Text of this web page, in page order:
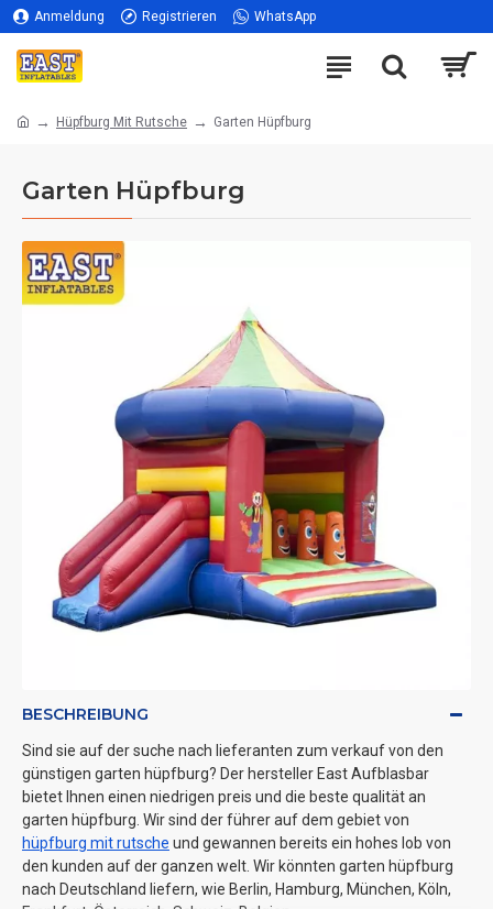
Anmeldung Registrieren WhatsApp
Hüpfburg Mit Rutsche Garten Hüpfburg
Garten Hüpfburg
BESCHREIBUNG
Sind sie auf der suche nach lieferanten zum verkauf von den
günstigen garten hüpfburg? Der hersteller East Aufblasbar
bietet Ihnen einen niedrigen preis und die beste qualität an
garten hüpfburg. Wir sind der führer auf dem gebiet von
hüpfburg mit rutsche und gewannen bereits ein hohes lob von
den kunden auf der ganzen welt. Wir könnten garten hüpfburg
nach Deutschland liefern, wie Berlin, Hamburg, München, Köln,